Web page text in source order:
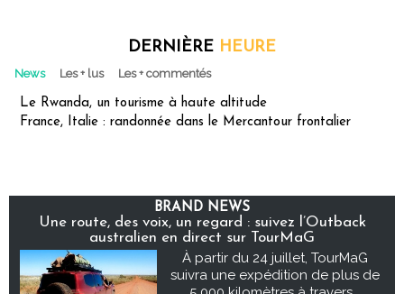
DERNIÈRE HEURE
News Les + lus Les + commentés
Le Rwanda, un tourisme à haute altitude
France, Italie : randonnée dans le Mercantour frontalier
BRAND NEWS
Une route, des voix, un regard : suivez l’Outback
australien en direct sur TourMaG
À partir du 24 juillet, TourMaG
suivra une expédition de plus de